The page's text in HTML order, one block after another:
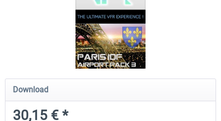
Mega Airport Frankfurt V2.0 Mega Airport Berlin
Download
30,15 € *